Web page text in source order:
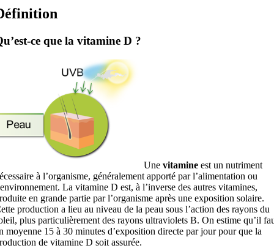
ce que la vitamine D ?
Une vitamineest un nutriment
à l’organisme, généralement apporté par l’alimentation ou
La vitamine D est, à l’inverse des autres vitamines,
en grande partie par l’organisme après une exposition solaire.
production a lieu au niveau de la peau sous l’action des rayons du
plus particulièrement des rayons ultraviolets B. On estime qu’il
moyenne 15 à 30 minutes d’exposition directe par jour pour que la
de vitamine D soit assurée.